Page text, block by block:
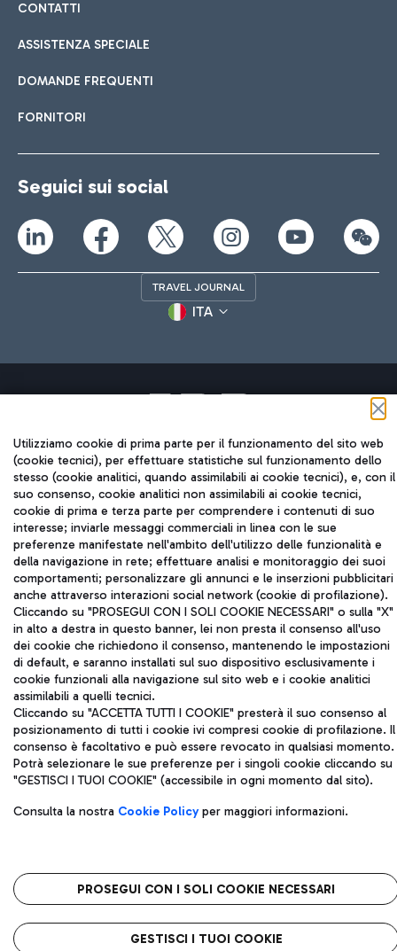
CONTATTI
ASSISTENZA SPECIALE
DOMANDE FREQUENTI
FORNITORI
Seguici sui social
TRAVEL JOURNAL
ITA
Aeroporti di Roma S.p.A. - Società soggetta a direzione e
coordinamento di Mundys S.p.A.
Codice fiscale e Registro delle Imprese di Roma 13032990155 P.
IVA 06572251004
Capitale sociale 62.224.743,00 int. vers.
Sede legale: Via Pier Paolo Racchetti 1 - 00054 Fiumicino (RM)
telefono +39 06 65951
Privacy policy
Note legali
Mappa sito
Accessibilità
Roma FCO
L'aeroporto stellato
QUALITÀ SOSTENIBILITÀ INNOVAZIONE
Utilizziamo cookie di prima parte per il funzionamento del sito web
(cookie tecnici), per effettuare statistiche sul funzionamento dello
stesso (cookie analitici, quando assimilabili ai cookie tecnici), e, con il
suo consenso, cookie analitici non assimilabili ai cookie tecnici,
cookie di prima e terza parte per comprendere i contenuti di suo
interesse; inviarle messaggi commerciali in linea con le sue
preferenze manifestate nell'ambito dell'utilizzo delle funzionalità e
della navigazione in rete; effettuare analisi e monitoraggio dei suoi
comportamenti; personalizzare gli annunci e le inserzioni pubblicitari
anche attraverso interazioni social network (cookie di profilazione).
Cliccando su "PROSEGUI CON I SOLI COOKIE NECESSARI" o sulla "X"
in alto a destra in questo banner, lei non presta il consenso all'uso
dei cookie che richiedono il consenso, mantenendo le impostazioni
di default, e saranno installati sul suo dispositivo esclusivamente i
cookie funzionali alla navigazione sul sito web e i cookie analitici
assimilabili a quelli tecnici.
Cliccando su "ACCETTA TUTTI I COOKIE" presterà il suo consenso al
posizionamento di tutti i cookie ivi compresi cookie di profilazione. Il
consenso è facoltativo e può essere revocato in qualsiasi momento.
Potrà selezionare le sue preferenze per i singoli cookie cliccando su
"GESTISCI I TUOI COOKIE" (accessibile in ogni momento dal sito).
Consulta la nostra Cookie Policyper maggiori informazioni.
PROSEGUI CON I SOLI COOKIE NECESSARI
GESTISCI I TUOI COOKIE